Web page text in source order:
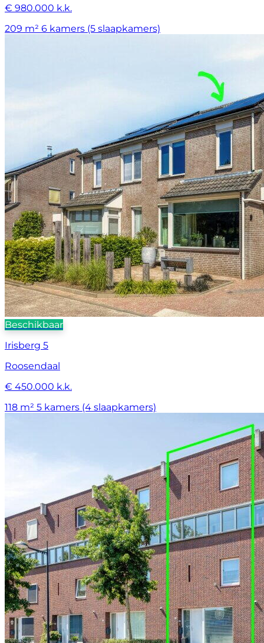
€ 980.000 k.k.
209 m² 6 kamers (5 slaapkamers)
Beschikbaar
Irisberg 5
Roosendaal
€ 450.000 k.k.
118 m² 5 kamers (4 slaapkamers)